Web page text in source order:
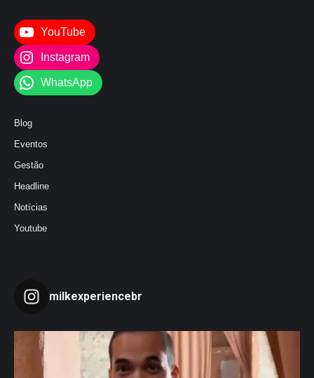
YouTube
Instagram
WhatsApp
Blog
Eventos
Gestão
Headline
Notícias
Youtube
milkexperiencebr